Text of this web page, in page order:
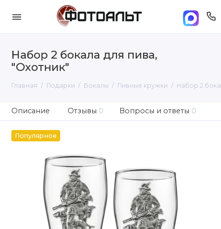
Набор 2 бокала для пива,
"Охотник"
Главная Подарки Бокалы Пивные кружки Набор 2
Описание Отзывы 0 Вопросы и ответы 0
Популярное